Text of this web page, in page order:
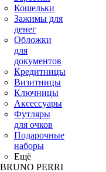
Кошельки
Зажимы для
денег
Обложки
для
документов
Кредитницы
Визитницы
Ключницы
Аксессуары
Футляры
для очков
Подарочные
наборы
Ещё